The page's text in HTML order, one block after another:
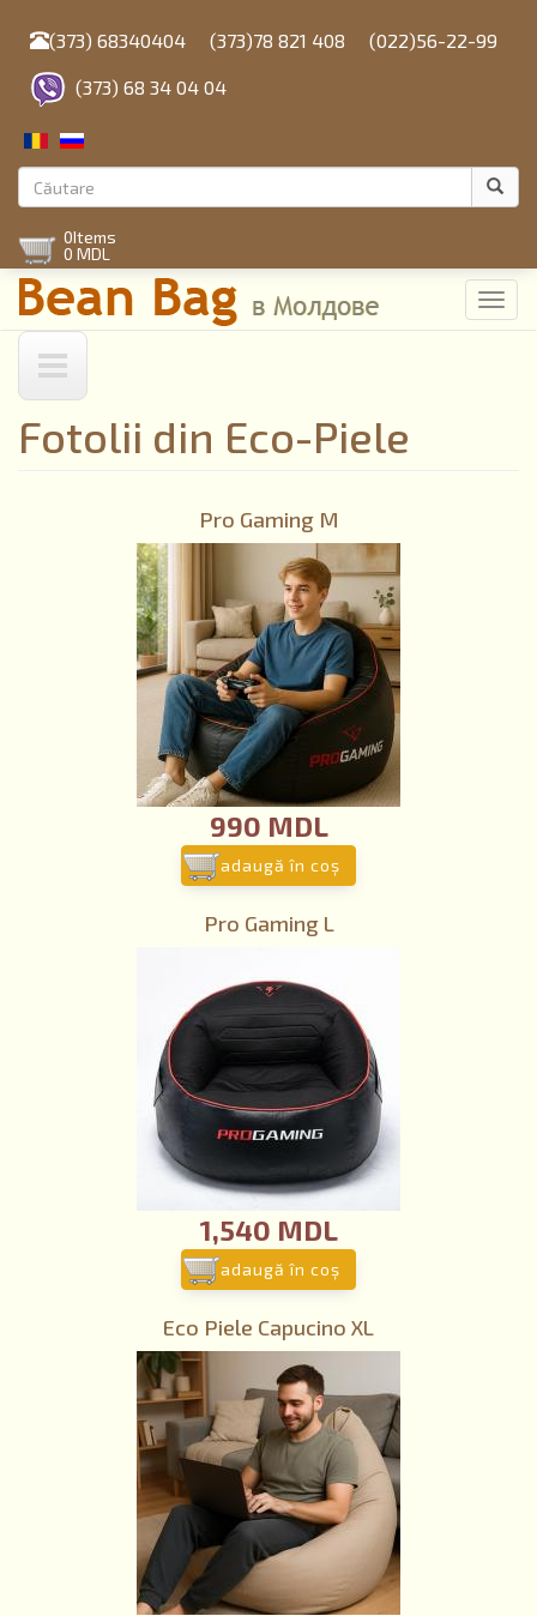
principal
(373) 68340404 (373)78 821 408 (022)56-22-99
(373) 68 34 04 04
Formular
de
căutare
0Items
0 MDL
Fotolii din Eco-Piele
Pro Gaming M
990 MDL
adaugă în coş
Pro Gaming L
1,540 MDL
adaugă în coş
Eco Piele Capucino XL